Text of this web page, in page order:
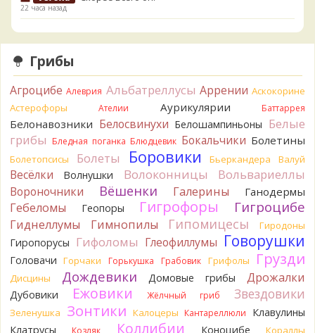
22 часа назад
Verona
Что-то из рядовок. Цвета на фото вряд ли
переданы правильно.
22 часа назад
Правильно сделали, что не взяли.
22 часа назад
BorisM Подгруздок чёрный, или близкие виды
23 часа назад
BorisM Сдаётся мне, на земле и в руке - разные грибы.
23 часа назад
Кирилл
Вони не было, но вода и гриб при варке
начали желтеть. Выкинул. Большое спасибо.
1 день назад
Кирилл Спасибо.
1 день назад
Tatiana_A
Да. Но они не все безоговорочно
съедобны.
Грибы
Агроцибе Алеврия Альбатреллусы Аррении Аскокорине
Астерофоры
Ателии Аурикулярии Баттаррея
Белонавозники Белосвинухи Белошампиньоны Белые
грибы Бледная поганка Блюдцевик Бокальчики Болетины
Болетопсисы Болеты Боровики Бьеркандера Валуй
Весёлки Волнушки Волоконницы Вольвариеллы
Вороночники Вёшенки Галерины Ганодермы
Гебеломы Геопоры Гигрофоры Гигроцибе
Гиднеллумы Гимнопилы Гипомицесы Гиродоны
Гиропорусы Гифоломы Глеофиллумы Говорушки
Головачи Горчаки Горькушка Грабовик Грифолы Грузди
Дисцины Дождевики Домовые грибы Дрожалки
Дубовики Ежовики Жёлчный гриб Звездовики
Зеленушка Зонтики Калоцеры Кантареллюли
Клавулины
Клатрусы
Коллибии Коноцибе Кораллы